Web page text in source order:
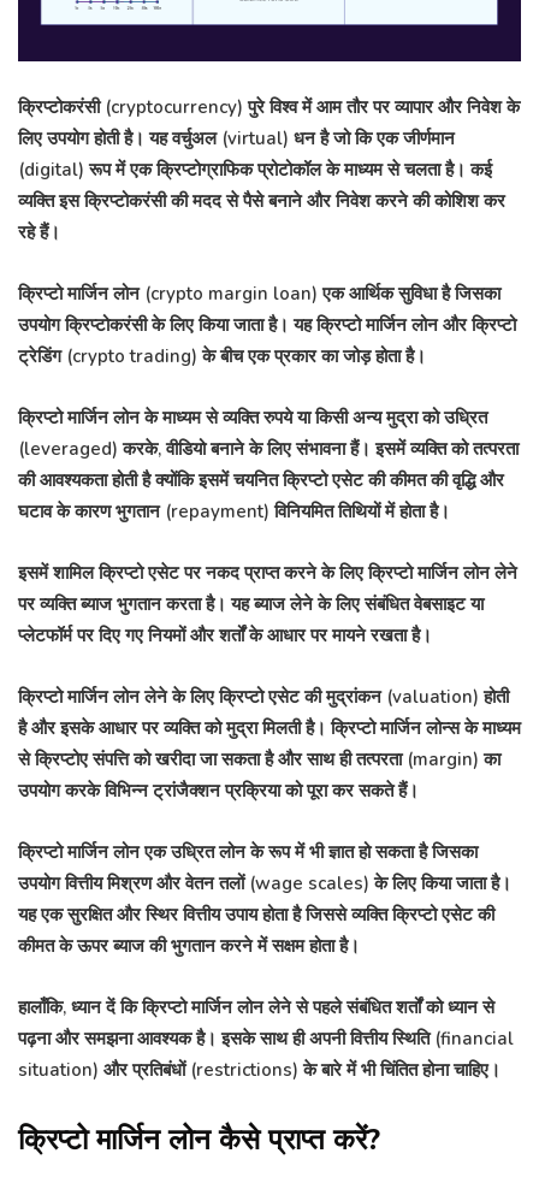
क्रिप्टोकरंसी (cryptocurrency) पुरे विश्व में आम तौर पर व्यापार और निवेश के
लिए उपयोग होती है। यह वर्चुअल (virtual) धन है जो कि एक जीर्णमान
(digital) रूप में एक क्रिप्टोग्राफिक प्रोटोकॉल के माध्यम से चलता है। कई
व्यक्ति इस क्रिप्टोकरंसी की मदद से पैसे बनाने और निवेश करने की कोशिश कर
रहे हैं।
क्रिप्टो मार्जिन लोन (crypto margin loan) एक आर्थिक सुविधा है जिसका
उपयोग क्रिप्टोकरंसी के लिए किया जाता है। यह क्रिप्टो मार्जिन लोन और क्रिप्टो
ट्रेडिंग (crypto trading) के बीच एक प्रकार का जोड़ होता है।
क्रिप्टो मार्जिन लोन के माध्यम से व्यक्ति रुपये या किसी अन्य मुद्रा को उध्रित
(leveraged) करके, वीडियो बनाने के लिए संभावना हैं। इसमें व्यक्ति को तत्परता
की आवश्यकता होती है क्योंकि इसमें चयनित क्रिप्टो एसेट की कीमत की वृद्धि और
घटाव के कारण भुगतान (repayment) विनियमित तिथियों में होता है।
इसमें शामिल क्रिप्टो एसेट पर नकद प्राप्त करने के लिए क्रिप्टो मार्जिन लोन लेने
पर व्यक्ति ब्याज भुगतान करता है। यह ब्याज लेने के लिए संबंधित वेबसाइट या
प्लेटफॉर्म पर दिए गए नियमों और शर्तों के आधार पर मायने रखता है।
क्रिप्टो मार्जिन लोन लेने के लिए क्रिप्टो एसेट की मुद्रांकन (valuation) होती
है और इसके आधार पर व्यक्ति को मुद्रा मिलती है। क्रिप्टो मार्जिन लोन्स के माध्यम
से क्रिप्टोए संपत्ति को खरीदा जा सकता है और साथ ही तत्परता (margin) का
उपयोग करके विभिन्न ट्रांजैक्शन प्रक्रिया को पूरा कर सकते हैं।
क्रिप्टो मार्जिन लोन एक उध्रित लोन के रूप में भी ज्ञात हो सकता है जिसका
उपयोग वित्तीय मिश्रण और वेतन तलों (wage scales) के लिए किया जाता है।
यह एक सुरक्षित और स्थिर वित्तीय उपाय होता है जिससे व्यक्ति क्रिप्टो एसेट की
कीमत के ऊपर ब्याज की भुगतान करने में सक्षम होता है।
हालाँकि, ध्यान दें कि क्रिप्टो मार्जिन लोन लेने से पहले संबंधित शर्तों को ध्यान से
पढ़ना और समझना आवश्यक है। इसके साथ ही अपनी वित्तीय स्थिति (financial
situation) और प्रतिबंधों (restrictions) के बारे में भी चिंतित होना चाहिए।
क्रिप्टो मार्जिन लोन कैसे प्राप्त करें?